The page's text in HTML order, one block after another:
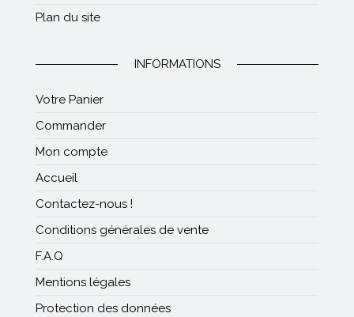
Plan du site
INFORMATIONS
Votre Panier
Commander
Mon compte
Accueil
Contactez-nous !
Conditions générales de vente
F.A.Q
Mentions légales
Protection des données